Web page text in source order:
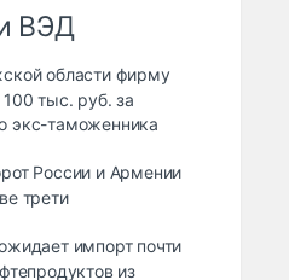
ВЭД
области фирму
тыс. руб. за
экс-таможенника
России и Армении
трети
импорт почти
из